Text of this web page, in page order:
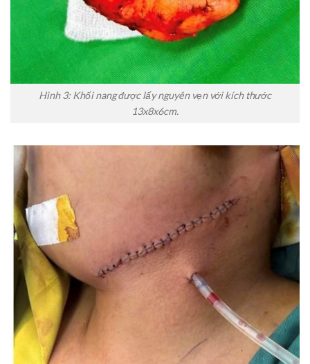
Hình 3: Khối nang được lấy nguyên vẹn với kích thước
13x8x6cm.